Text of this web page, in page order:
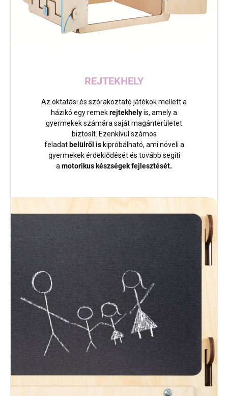
REJTEKHELY
Az oktatási és szórakoztató játékok mellett a
házikó egy remekrejtekhelyis, amely a
gyermekek számára saját magánterületet
biztosít. Ezenkívül számos
feladat belülről is kipróbálható, ami növeli a
gyermekek érdeklődését és tovább segíti
amotorikus készségek fejlesztését.